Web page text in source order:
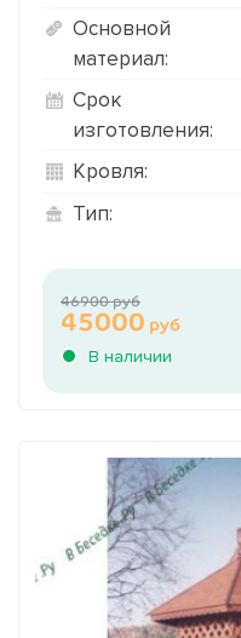
Основной
материал:
Срок
изготовления:
Кровля:
Тип:
В наличии
45000 руб
46900 руб